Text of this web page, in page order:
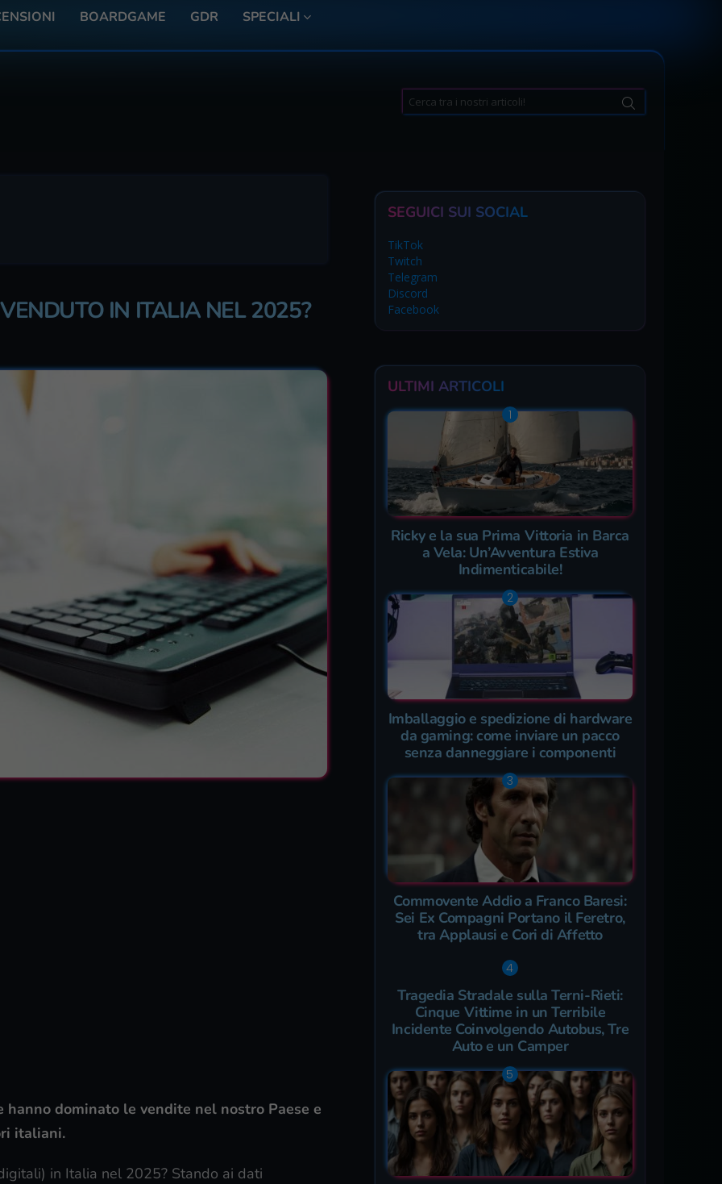
BOARDGAME GDR SPECIALI
Search
for:
IN ITALIA NEL 2025?
dominato le vendite nel nostro Paese e
italiani.
in Italia nel 2025? Stando ai dati
SEGUICI SUI SOCIAL
TikTok
Twitch
Telegram
Discord
Facebook
ULTIMI ARTICOLI
Ricky e la sua Prima Vittoria in Barca
a Vela: Un’Avventura Estiva
Indimenticabile!
Imballaggio e spedizione di hardware
da gaming: come inviare un pacco
senza danneggiare i componenti
Commovente Addio a Franco Baresi:
Sei Ex Compagni Portano il Feretro,
tra Applausi e Cori di Affetto
Tragedia Stradale sulla Terni-Rieti:
Cinque Vittime in un Terribile
Incidente Coinvolgendo Autobus, Tre
Auto e un Camper